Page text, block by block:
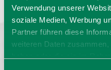
Verwendung unserer
soziale Medien, Werbung
Partner führen diese
weiteren Daten
Rathaus
Kontakt
Erklärung
Bayern - traditionell anders